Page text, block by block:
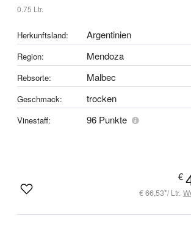
0.75 Ltr.
Herkunftsland: Argentinien
Region: Mendoza
Rebsorte: Malbec
Geschmack: trocken
Vinestaff: 96 Punkte
€
€ 66,53*/ Ltr.